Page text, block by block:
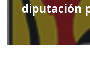
diputación